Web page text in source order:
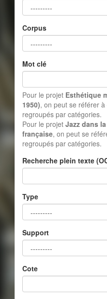
Corpus
Mot clé
Pour le projet Esthétique
1950), on peut se référer à
regroupés par catégories.
Pour le projet Jazz dans
française, on peut se
regroupés par catégories.
Recherche plein texte
Type
Support
Cote